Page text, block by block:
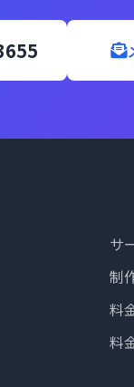
サ
制
料
料